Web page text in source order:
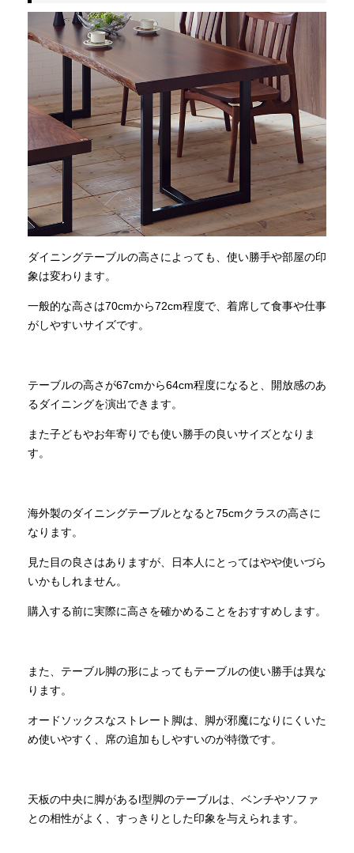
ダイニングテーブルの高さによっても、使い勝手や部屋の印
象は変わります。
一般的な高さは70cmから72cm程度で、着席して食事や仕事
がしやすいサイズです。
テーブルの高さが67cmから64cm程度になると、開放感のあ
るダイニングを演出できます。
また子どもやお年寄りでも使い勝手の良いサイズとなりま
す。
海外製のダイニングテーブルとなると75cmクラスの高さに
なります。
見た目の良さはありますが、日本人にとってはやや使いづら
いかもしれません。
購入する前に実際に高さを確かめることをおすすめします。
また、テーブル脚の形によってもテーブルの使い勝手は異な
ります。
オードソックスなストレート脚は、脚が邪魔になりにくいた
め使いやすく、席の追加もしやすいのが特徴です。
天板の中央に脚があるI型脚のテーブルは、ベンチやソファ
との相性がよく、すっきりとした印象を与えられます。